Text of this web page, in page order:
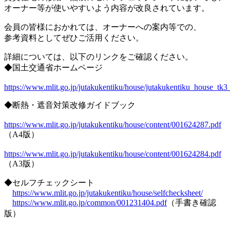
オーナー等が使いやすいよう内容が改良されています。
会員の皆様におかれては、オーナーへの案内等での、
参考資料としてぜひご活用ください。
詳細については、以下のリンクをご確認ください。
◆国土交通省ホームページ
https://www.mlit.go.jp/jutakukentiku/house/
◆断熱・遮音対策改修ガイドブック
https://www.mlit.go.jp/jutakukentiku/house/content/001624287.pdf
（A4版）
https://www.mlit.go.jp/jutakukentiku/house/content/001624284.pdf
（A3版）
◆セルフチェックシート
https://www.mlit.go.jp/jutakukentiku/house/selfchecksheet/
https://www.mlit.go.jp/common/001231404.pdf（手書き確認
版）